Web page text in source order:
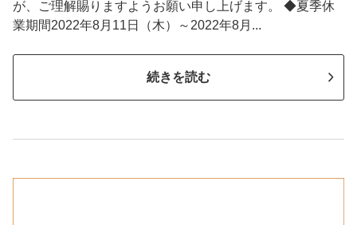
が、ご理解賜りますようお願い申し上げます。 ◆夏季休
業期間2022年8月11日（木）～2022年8月...
続きを読む